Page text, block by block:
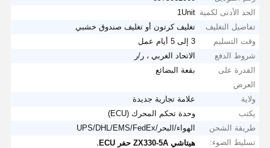
الحد الأدنى لكمية 1Unit
تفاصيل التغليف
تغليف كرتون أو تغليف صندوق خشبي
وقت التسليم
3 إلى 5 أيام عمل
شروط الدفع
الاتحاد الغربي ، ر/ر
القدرة على
العرض
بقعة البضائع
ولاية
علامة تجارية جديدة
يكتب
وحدة تحكم المحرك (ECU)
طريقة الشحن
الهواء/البحر/UPS/DHL/EMS/FedEx
تسليط الضوء:
هيتاشي ZX330-5A حفر ECU